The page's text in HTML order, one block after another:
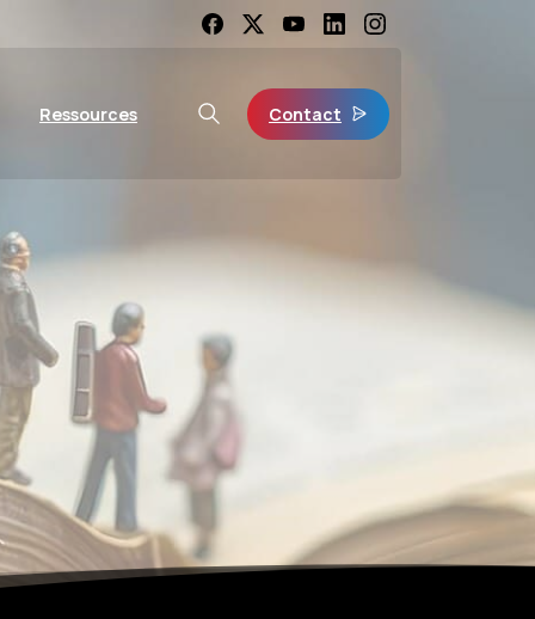
Ressources Contact